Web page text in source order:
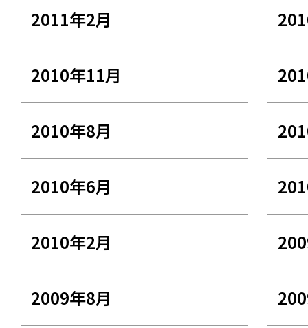
2011年2月
2010年11月
2010年8月
2010年6月
2010年2月
2009年8月